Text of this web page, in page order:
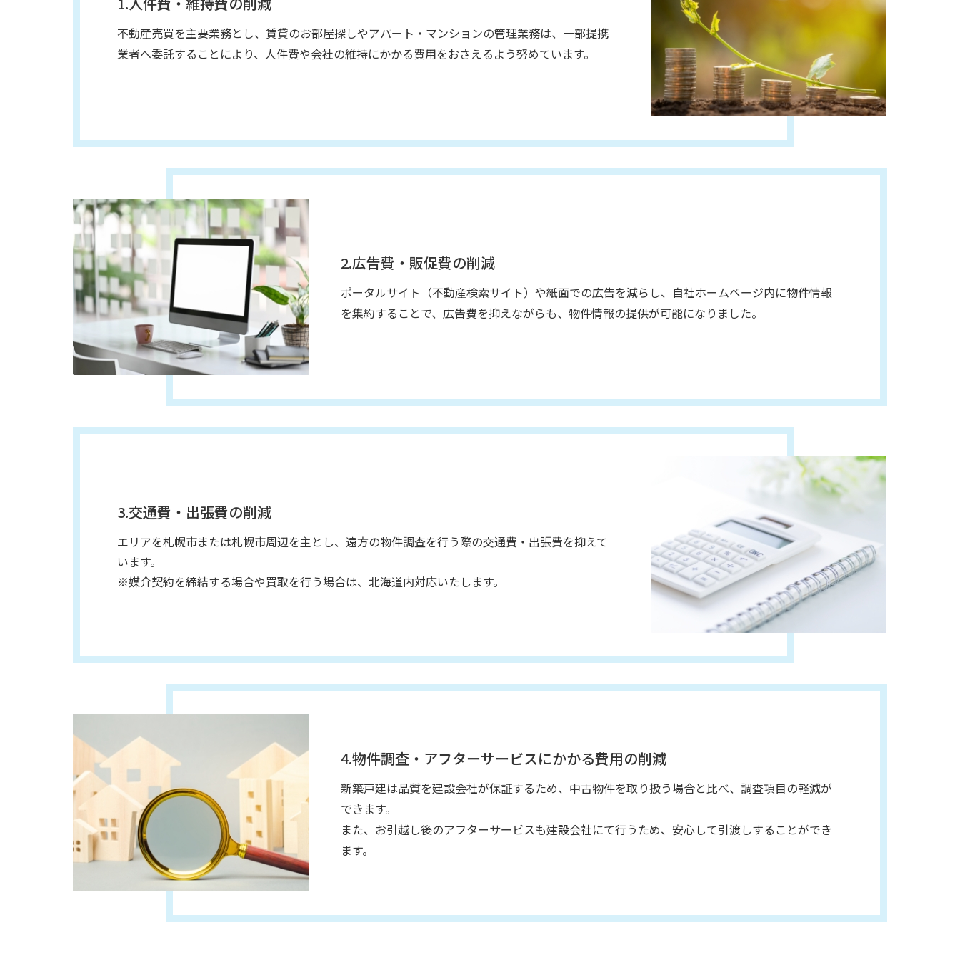
不動産売買を主要業務とし、賃貸のお部屋探しやアパート・マンションの管理業務は、一部提携
業者へ委託することにより、人件費や会社の維持にかかる費用をおさえるよう努めています。
2.広告費・販促費の削減
ポータルサイト（不動産検索サイト）や紙面での広告を減らし、自社ホームページ内に物件情報
を集約することで、広告費を抑えながらも、物件情報の提供が可能になりました。
3.交通費・出張費の削減
エリアを札幌市または札幌市周辺を主とし、遠方の物件調査を行う際の交通費・出張費を抑えて
います。
※媒介契約を締結する場合や買取を行う場合は、北海道内対応いたします。
4.物件調査・アフターサービスにかかる費用の削減
新築戸建は品質を建設会社が保証するため、中古物件を取り扱う場合と比べ、調査項目の軽減が
できます。
また、お引越し後のアフターサービスも建設会社にて行うため、安心して引渡しすることができ
ます。